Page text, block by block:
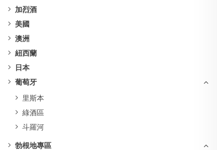
加烈酒
美國
澳洲
紐西蘭
日本
葡萄牙
里斯本
綠酒區
斗羅河
勃根地專區